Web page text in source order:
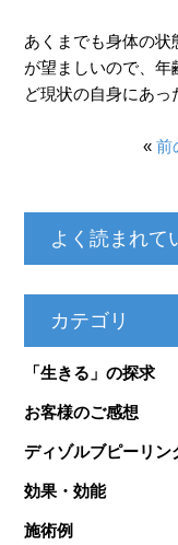
あくまでも身体の
が望ましいので、
ど現状の自身にあっ
« 前
よく読まれて
カテゴリ
「生きる」の探求
お客様のご感想
ディゾルブピーリン
効果・効能
施術例